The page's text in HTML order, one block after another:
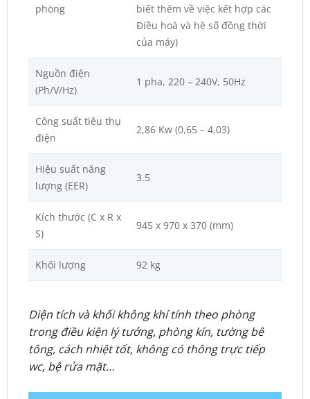
phòng
biết thêm về việc kết hợp các
Điều hoà và hệ số đồng thời
của máy)
Nguồn điện
(Ph/V/Hz)
1 pha, 220 – 240V, 50Hz
Công suất tiêu thụ
điện
2,86 Kw (0,65 – 4,03)
Hiệu suất năng
lượng (EER)
3.5
Kích thước (C x R x
S)
945 x 970 x 370 (mm)
Khối lượng 92 kg
Diện tích và khối không khí tính theo phòng
trong điều kiện lý tưởng, phòng kín, tường bê
tông, cách nhiệt tốt, không có thông trực tiếp
wc, bệ rửa mặt…